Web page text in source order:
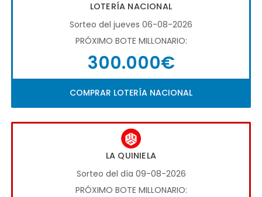
LOTERÍA NACIONAL
Sorteo del jueves 06-08-2026
PRÓXIMO BOTE MILLONARIO:
300.000€
COMPRAR LOTERÍA NACIONAL
LA QUINIELA
Sorteo del día 09-08-2026
PRÓXIMO BOTE MILLONARIO: